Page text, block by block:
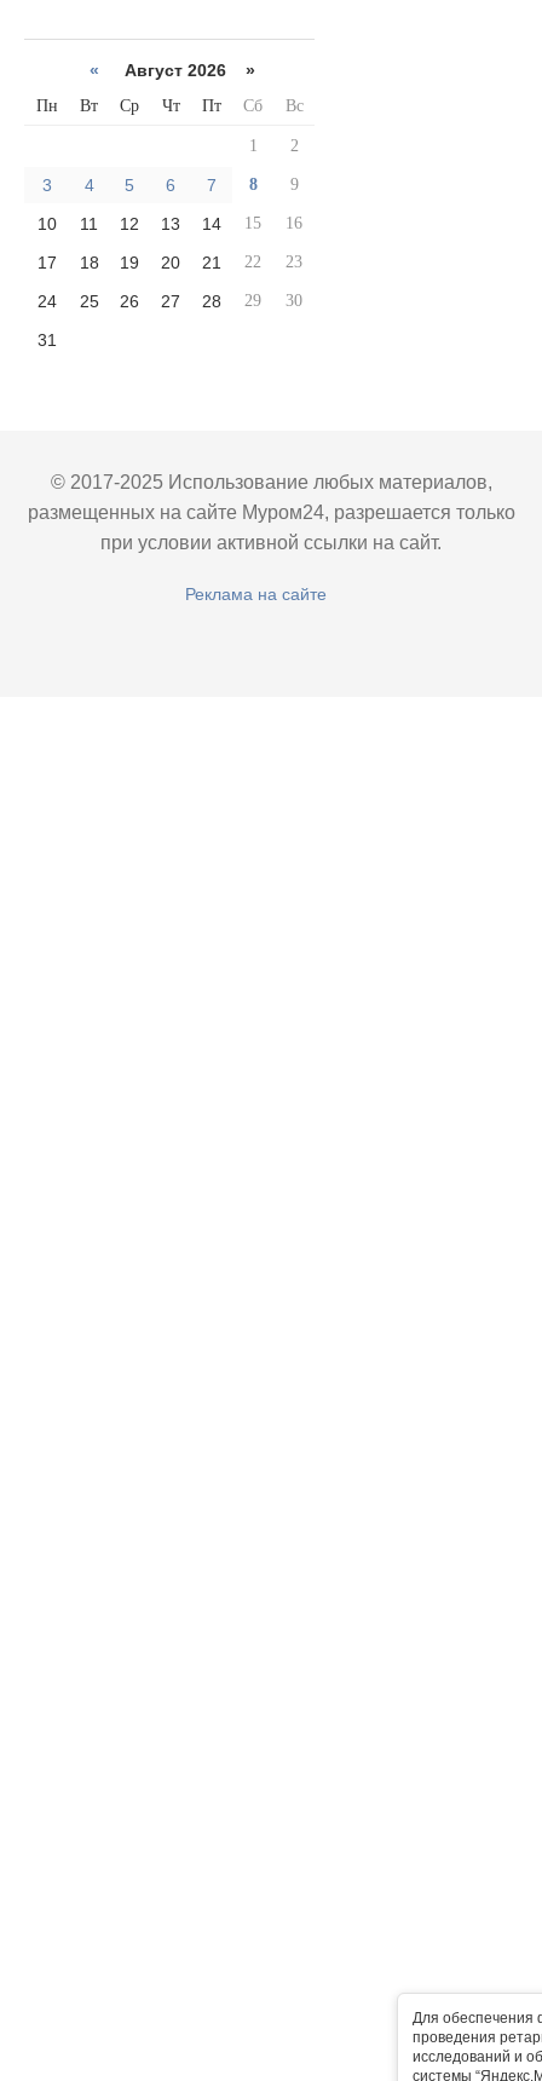
Для обеспечения
проведения
исследований и
системы
« Август 2026 »
Пн Вт Ср Чт Пт Сб Вс
1 2
3 4 5 6 7 8 9
10 11 12 13 14 15 16
17 18 19 20 21 22 23
24 25 26 27 28 29 30
31
© 2017-2025 Использование любых материалов,
размещенных на сайте Муром24, разрешается только
при условии активной ссылки на сайт.
Реклама на сайте